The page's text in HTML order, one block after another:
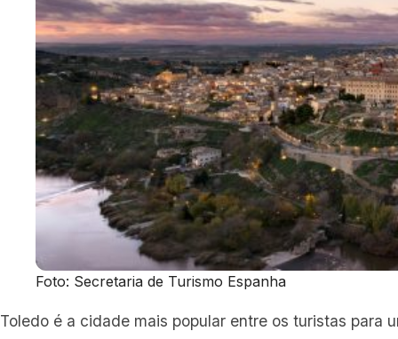
Foto: Secretaria de Turismo Espanha
Toledo é a cidade mais popular entre os turistas para